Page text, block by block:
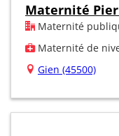
Maternité
Maternité
Maternité de
Gien (45500)